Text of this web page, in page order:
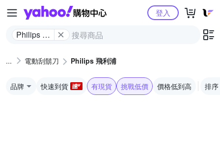
Yahoo購物中心
Philips 飛
登入
電動刮鬍刀 Philips 飛利浦
品牌 快速到貨 有現貨 挑戰低價 價格低到高 排序